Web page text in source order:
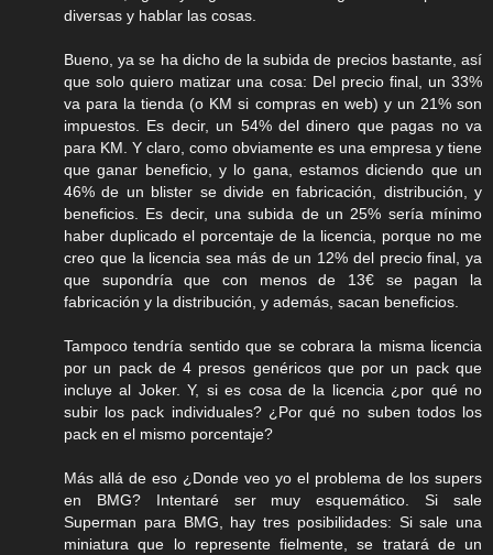
diversas y hablar las cosas.
Bueno, ya se ha dicho de la subida de precios bastante, así
que solo quiero matizar una cosa: Del precio final, un 33%
va para la tienda (o KM si compras en web) y un 21% son
impuestos. Es decir, un 54% del dinero que pagas no va
para KM. Y claro, como obviamente es una empresa y tiene
que ganar beneficio, y lo gana, estamos diciendo que un
46% de un blister se divide en fabricación, distribución, y
beneficios. Es decir, una subida de un 25% sería mínimo
haber duplicado el porcentaje de la licencia, porque no me
creo que la licencia sea más de un 12% del precio final, ya
que supondría que con menos de 13€ se pagan la
fabricación y la distribución, y además, sacan beneficios.
Tampoco tendría sentido que se cobrara la misma licencia
por un pack de 4 presos genéricos que por un pack que
incluye al Joker. Y, si es cosa de la licencia ¿por qué no
subir los pack individuales? ¿Por qué no suben todos los
pack en el mismo porcentaje?
Más allá de eso ¿Donde veo yo el problema de los supers
en BMG? Intentaré ser muy esquemático. Si sale
Superman para BMG, hay tres posibilidades: Si sale una
miniatura que lo represente fielmente, se tratará de un